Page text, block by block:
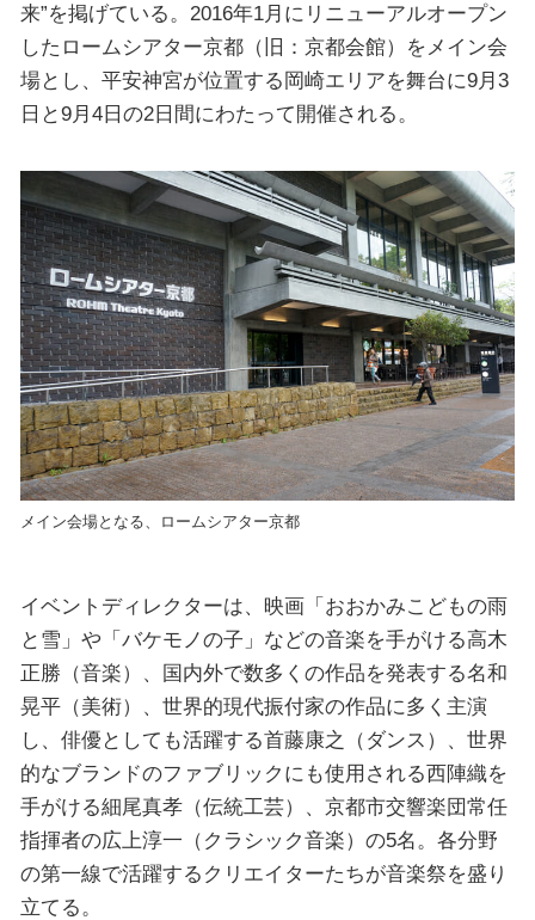
来”を掲げている。2016年1月にリニューアルオープン
したロームシアター京都（旧：京都会館）をメイン会
場とし、平安神宮が位置する岡崎エリアを舞台に9月3
日と9月4日の2日間にわたって開催される。
メイン会場となる、ロームシアター京都
イベントディレクターは、映画「おおかみこどもの雨
と雪」や「バケモノの子」などの音楽を手がける高木
正勝（音楽）、国内外で数多くの作品を発表する名和
晃平（美術）、世界的現代振付家の作品に多く主演
し、俳優としても活躍する首藤康之（ダンス）、世界
的なブランドのファブリックにも使用される西陣織を
手がける細尾真孝（伝統工芸）、京都市交響楽団常任
指揮者の広上淳一（クラシック音楽）の5名。各分野
の第一線で活躍するクリエイターたちが音楽祭を盛り
立てる。